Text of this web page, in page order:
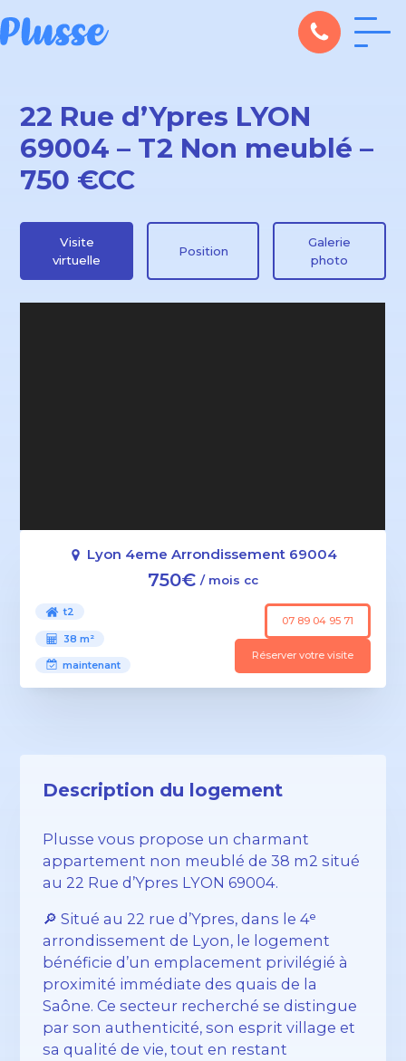
22 Rue d’Ypres LYON
69004 – T2 Non meublé –
750 €CC
Visite
virtuelle
Position
Galerie
photo
Lyon 4eme Arrondissement 69004
750€ / mois cc
t2
38 m²
maintenant
07 89 04 95 71
Réserver votre visite
Description du logement
Plusse vous propose un charmant
appartement non meublé de 38 m2 situé
au 22 Rue d’Ypres LYON 69004.
🔎 Situé au 22 rue d’Ypres, dans le 4ᵉ
arrondissement de Lyon, le logement
bénéficie d’un emplacement privilégié à
proximité immédiate des quais de la
Saône. Ce secteur recherché se distingue
par son authenticité, son esprit village et
sa qualité de vie, tout en restant